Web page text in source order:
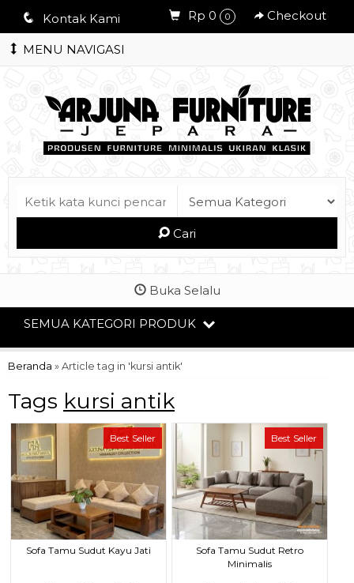
q Kontak Kami Rp 0 0 Checkout
MENU NAVIGASI
Cari
Buka Selalu
SEMUA KATEGORI PRODUK
Beranda » Article tag in 'kursi antik'
Tags kursi antik
Best Seller
Sofa Tamu Sudut Kayu Jati
Best Seller
Sofa Tamu Sudut Retro
Minimalis